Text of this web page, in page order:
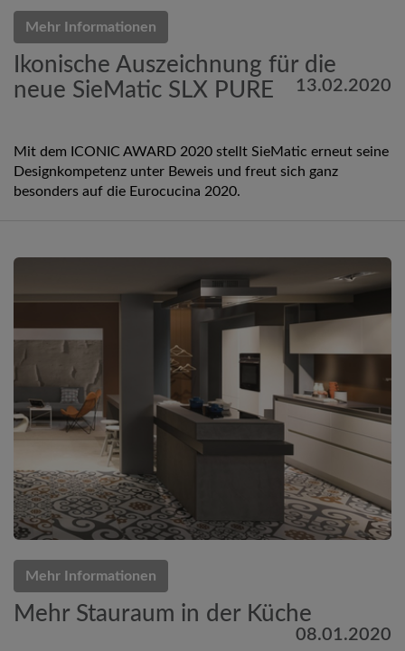
Mehr Informationen
Ikonische Auszeichnung für die
neue SieMatic SLX PURE
13.02.2020
Mit dem ICONIC AWARD 2020 stellt SieMatic erneut seine
Designkompetenz unter Beweis und freut sich ganz
besonders auf die Eurocucina 2020.
Mehr Informationen
Mehr Stauraum in der Küche
08.01.2020